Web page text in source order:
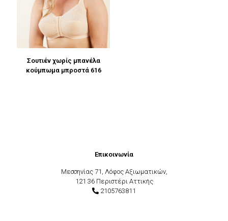
Σουτιέν χωρίς μπανέλα
κούμπωμα μπροστά 616
Επικοινωνία
Μεσσηνίας 71, Λόφος Αξιωματικών,
121 36 Περιστέρι Αττικής
2105763811